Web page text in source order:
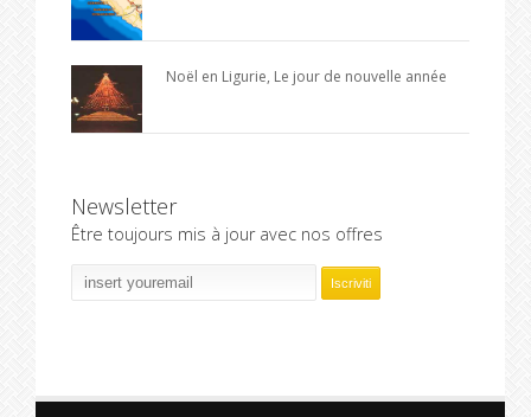
Noël en Ligurie, Le jour de nouvelle année
Newsletter
Être toujours mis à jour avec nos offres